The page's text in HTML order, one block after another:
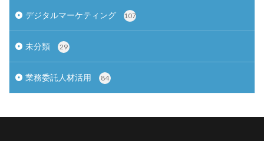
デジタルマーケティング 107
未分類 29
業務委託人材活用 84